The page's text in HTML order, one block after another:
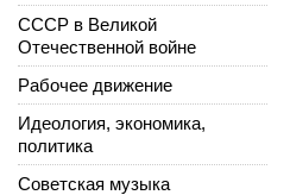
СССР в Великой
Отечественной войне
Рабочее движение
Идеология, экономика,
политика
Советская музыка